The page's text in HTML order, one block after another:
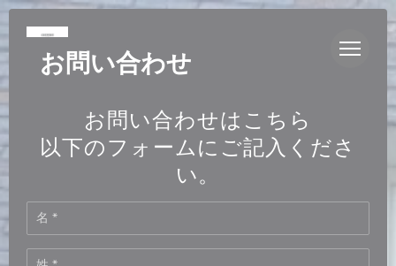
クッキー利用の管理について
お問い合わせ
お問い合わせはこちら
以下のフォームにご記入くださ
い。